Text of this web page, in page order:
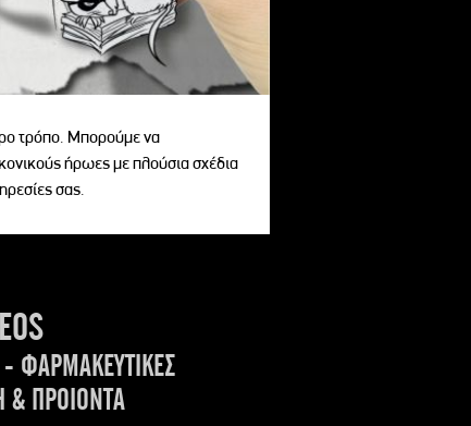
τρόπο. Μπορούμε να
ήρωες με πλούσια σχέδια
σας.
ΦΑΡΜΑΚΕΥΤΙΚΕΣ
& ΠΡΟΙΟΝΤΑ